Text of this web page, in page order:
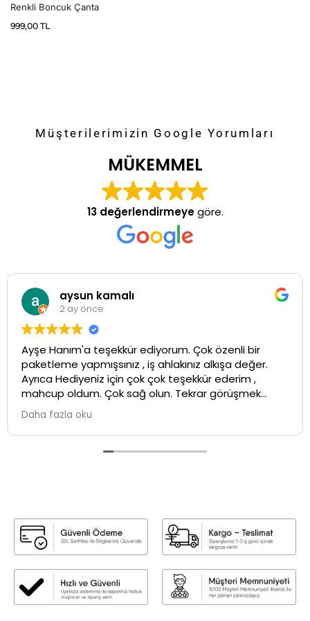
Renkli Boncuk Çanta
999,00 TL
Müşterilerimizin Google Yorumları
MÜKEMMEL
13 değerlendirmeyegöre.
aysun kamalı
2 ay önce
Ayşe Hanım'a teşekkür ediyorum. Çok özenli bir
paketleme yapmışsınız , iş ahlakınız alkışa değer.
Ayrıca Hediyeniz için çok çok teşekkür ederim ,
mahcup oldum. Çok sağ olun. Tekrar görüşmek
üzere ...İyi çalışmalar💕
Daha fazla oku